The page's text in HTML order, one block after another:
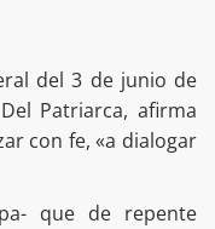
del 3 de junio de
Patriarca, afirma
con fe, «a dialogar
que de repente